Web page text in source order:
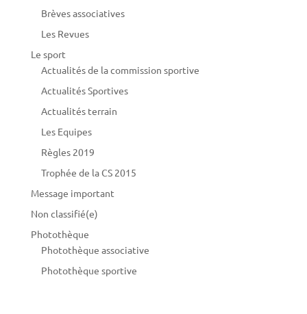
Brèves associatives
Les Revues
Le sport
Actualités de la commission sportive
Actualités Sportives
Actualités terrain
Les Equipes
Règles 2019
Trophée de la CS 2015
Message important
Non classifié(e)
Photothèque
Photothèque associative
Photothèque sportive